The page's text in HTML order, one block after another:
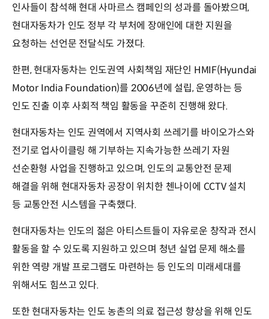
인사들이 참석해 현대 사마르스 캠페인의 성과를 돌아봤으며,
현대자동차가 인도 정부 각 부처에 장애인에 대한 지원을
요청하는 선언문 전달식도 가졌다.
한편, 현대자동차는 인도권역 사회책임 재단인 HMIF(Hyundai
Motor India Foundation)를 2006년에 설립, 운영하는 등
인도 진출 이후 사회적 책임 활동을 꾸준히 진행해 왔다.
현대자동차는 인도 권역에서 지역사회 쓰레기를 바이오가스와
전기로 업사이클링 해 기부하는 지속가능한 쓰레기 자원
선순환형 사업을 진행하고 있으며, 인도의 교통안전 문제
해결을 위해 현대자동차 공장이 위치한 첸나이에 CCTV 설치
등 교통안전 시스템을 구축했다.
현대자동차는 인도의 젊은 아티스트들이 자유로운 창작과 전시
활동을 할 수 있도록 지원하고 있으며 청년 실업 문제 해소를
위한 역량 개발 프로그램도 마련하는 등 인도의 미래세대를
위해서도 힘쓰고 있다.
또한 현대자동차는 인도 농촌의 의료 접근성 향상을 위해 인도